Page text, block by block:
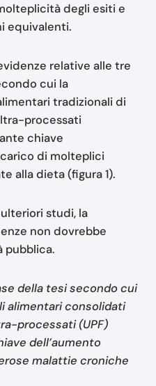
degli esiti e
equivalenti.
relative alle tre
cui la
tradizionali di
processati
chiave
di molteplici
alla dieta (figura 1).
studi, la
non dovrebbe
pubblica.
della tesi secondo cui
alimentari consolidati
processati (UPF)
dell’aumento
malattie croniche